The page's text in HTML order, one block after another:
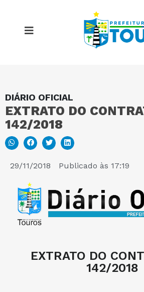
DIÁRIO OFICIAL
EXTRATO DO
142/2018
29/11/2018 Publicado às 17:19
EXTRATO DO
142/2018
MAPA DO SITE
PORTAL DA TRANSPARÊNCIA
E-SIC
PERGUNTAS FREQUENTES